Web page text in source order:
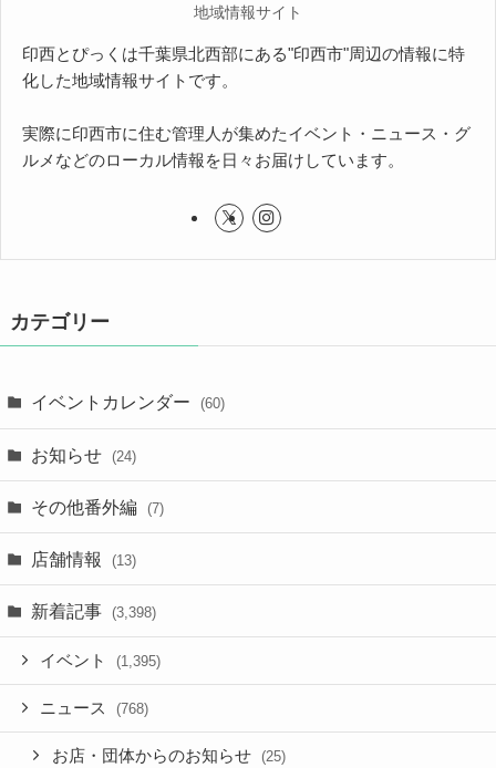
地域情報サイト
印西とぴっくは千葉県北西部にある"印西市"周辺の情報に特
化した地域情報サイトです。
実際に印西市に住む管理人が集めたイベント・ニュース・グ
ルメなどのローカル情報を日々お届けしています。
カテゴリー
イベントカレンダー (60)
お知らせ (24)
その他番外編 (7)
店舗情報 (13)
新着記事 (3,398)
イベント (1,395)
ニュース (768)
お店・団体からのお知らせ (25)